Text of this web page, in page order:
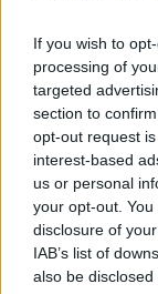
If you wish to
processing of
targeted
section to
opt-out request
interest-based
us or personal
your opt-out.
disclosure of
IAB’s list of
also be